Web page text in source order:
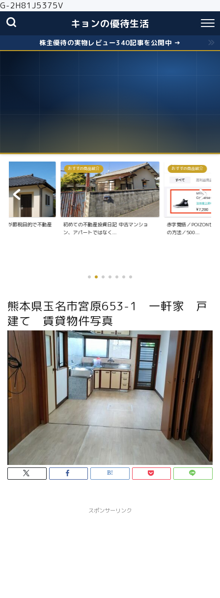
G-2H81J5375V
キョンの優待生活
株主優待の実物レビュー340記事を公開中 →
日記 中古マンショ
おすすめ商品紹介
赤字覚悟／POIZONせどりの仕入れ〜販売
の方法／500...
株主優待
失敗しないクロス取引
お得に株主優...
熊本県玉名市宮原653-1 一軒家 戸
建て 賃貸物件写真
スポンサーリンク